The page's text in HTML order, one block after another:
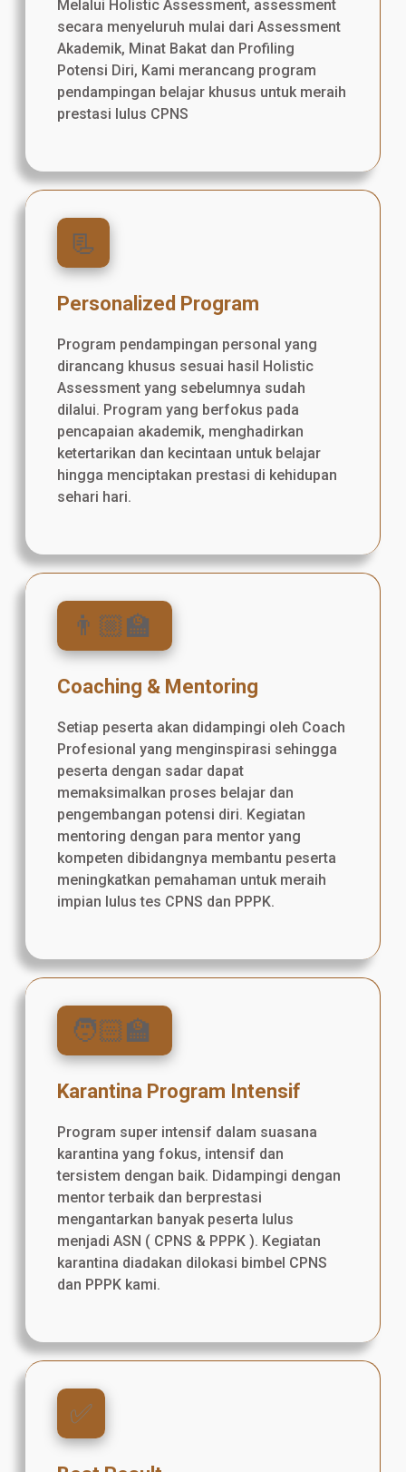
Melalui Holistic Assessment, assessment
secara menyeluruh mulai dari Assessment
Akademik, Minat Bakat dan Profiling
Potensi Diri, Kami merancang program
pendampingan belajar khusus untuk meraih
prestasi lulus CPNS
📃
Personalized Program
Program pendampingan personal yang
dirancang khusus sesuai hasil Holistic
Assessment yang sebelumnya sudah
dilalui. Program yang berfokus pada
pencapaian akademik, menghadirkan
ketertarikan dan kecintaan untuk belajar
hingga menciptakan prestasi di kehidupan
sehari hari.
👨🏼‍🏫
Coaching & Mentoring
Setiap peserta akan didampingi oleh Coach
Profesional yang menginspirasi sehingga
peserta dengan sadar dapat
memaksimalkan proses belajar dan
pengembangan potensi diri. Kegiatan
mentoring dengan para mentor yang
kompeten dibidangnya membantu peserta
meningkatkan pemahaman untuk meraih
impian lulus tes CPNS dan PPPK.
🧑🏻‍🏫
Karantina Program Intensif
Program super intensif dalam suasana
karantina yang fokus, intensif dan
tersistem dengan baik. Didampingi dengan
mentor terbaik dan berprestasi
mengantarkan banyak peserta lulus
menjadi ASN ( CPNS & PPPK ). Kegiatan
karantina diadakan dilokasi bimbel CPNS
dan PPPK kami.
✅️